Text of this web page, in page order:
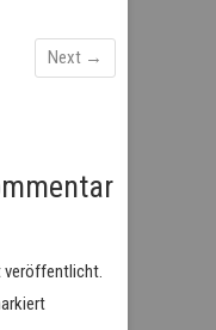
Next →
veröffentlicht.